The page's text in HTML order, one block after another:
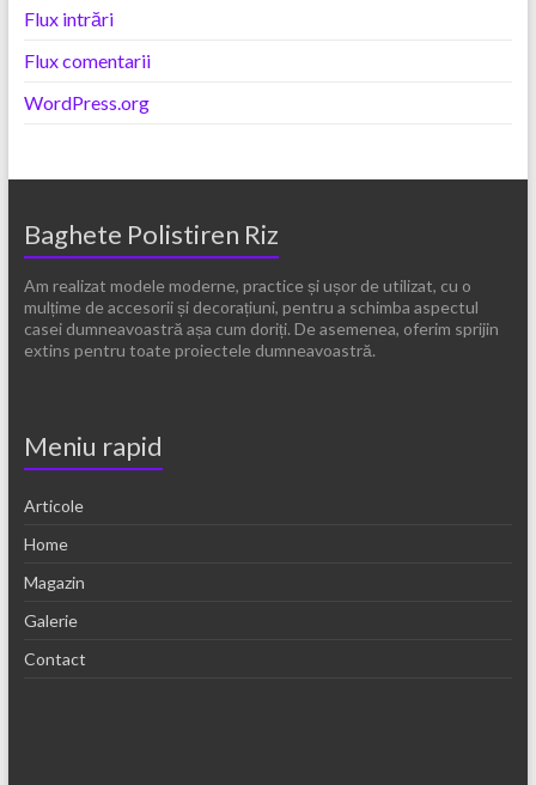
Flux intrări
Flux comentarii
WordPress.org
Baghete Polistiren Riz
Am realizat modele moderne, practice și ușor de utilizat, cu o
mulțime de accesorii și decorațiuni, pentru a schimba aspectul
casei dumneavoastră așa cum doriți. De asemenea, oferim sprijin
extins pentru toate proiectele dumneavoastră.
Meniu rapid
Articole
Home
Magazin
Galerie
Contact